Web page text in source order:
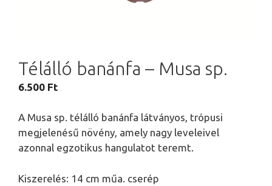
Télálló banánfa – Musa sp.
6.500 Ft
A Musa sp. télálló banánfa látványos, trópusi
megjelenésű növény, amely nagy leveleivel
azonnal egzotikus hangulatot teremt.
Kiszerelés: 14 cm műa. cserép